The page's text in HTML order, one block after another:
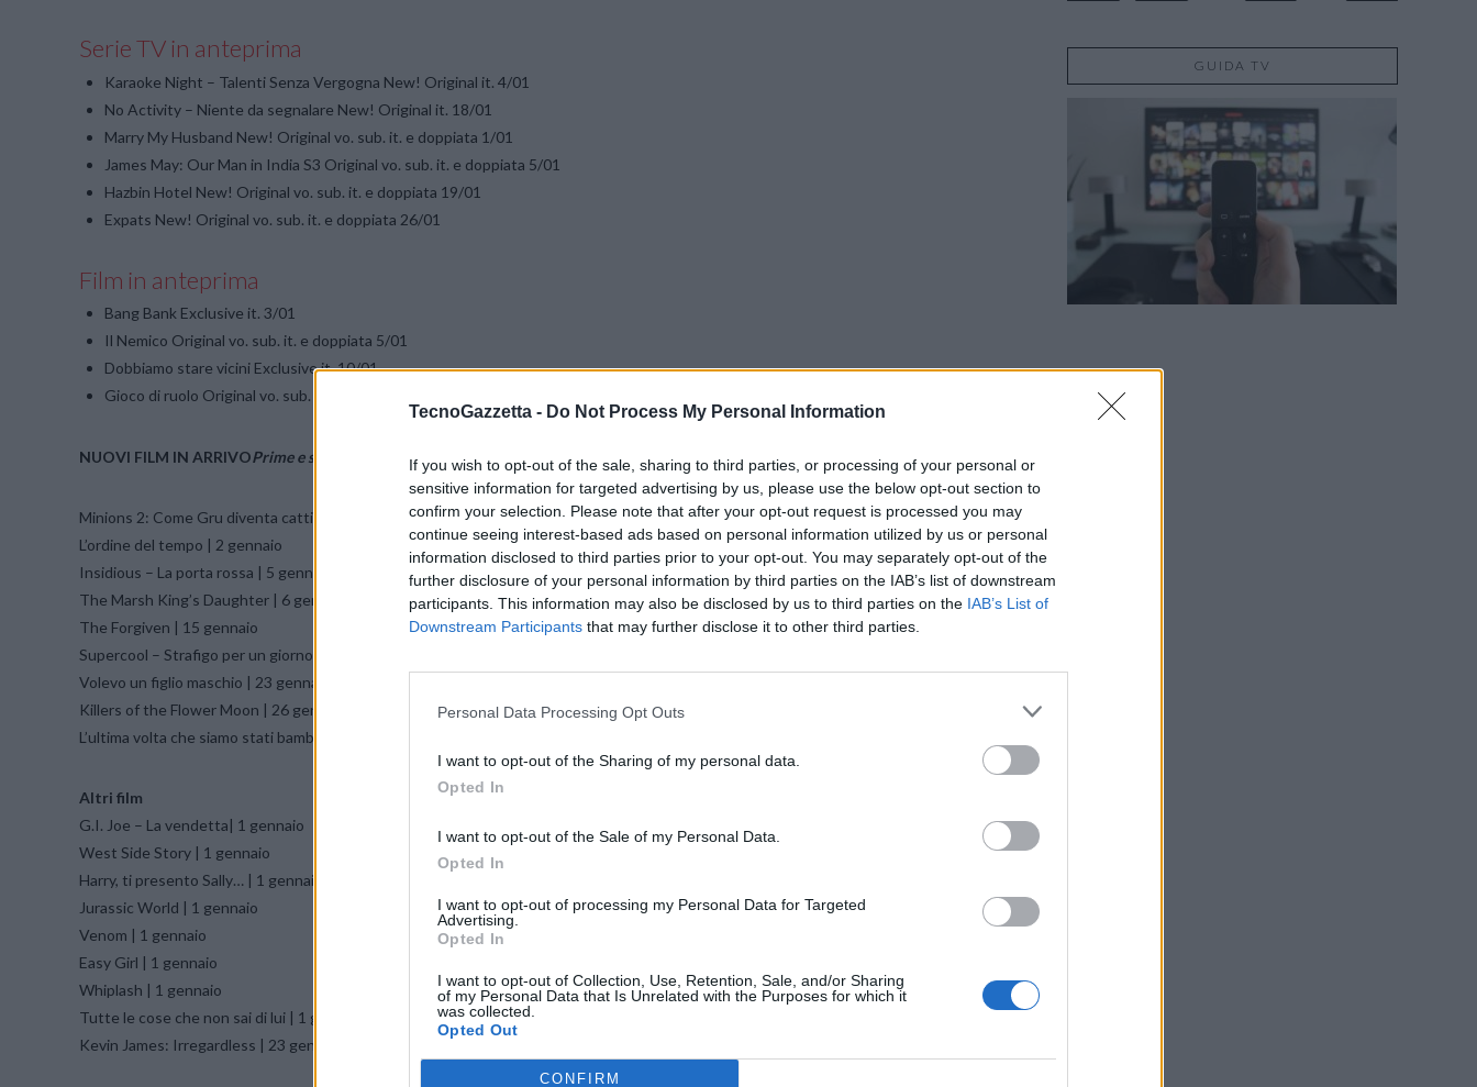
TecnoGazzetta - Do Not Process My Personal Information
If you wish to opt-out of the sale, sharing to third parties, or processing of your personal or
sensitive information for targeted advertising by us, please use the below opt-out section to
confirm your selection. Please note that after your opt-out request is processed you may
continue seeing interest-based ads based on personal information utilized by us or personal
information disclosed to third parties prior to your opt-out. You may separately opt-out of the
further disclosure of your personal information by third parties on the IAB’s list of downstream
participants. This information may also be disclosed by us to third parties on the IAB’s List of
Downstream Participants that may further disclose it to other third parties.
Personal Data Processing Opt Outs
I want to opt-out of the Sharing of my personal data.
Opted In
I want to opt-out of the Sale of my Personal Data.
Opted In
I want to opt-out of processing my Personal Data for Targeted
Advertising.
Opted In
I want to opt-out of Collection, Use, Retention, Sale, and/or Sharing
of my Personal Data that Is Unrelated with the Purposes for which it
was collected.
Opted Out
CONFIRM
Serie TV in anteprima
Karaoke Night – Talenti Senza Vergogna New! Original it. 4/01
No Activity – Niente da segnalare New! Original it. 18/01
Marry My Husband New! Original vo. sub. it. e doppiata 1/01
James May: Our Man in India S3 Original vo. sub. it. e doppiata 5/01
Hazbin Hotel New! Original vo. sub. it. e doppiata 19/01
Expats New! Original vo. sub. it. e doppiata 26/01
Film in anteprima
Bang Bank Exclusive it. 3/01
Il Nemico Original vo. sub. it. e doppiata 5/01
Dobbiamo stare vicini Exclusive it. 10/01
Gioco di ruolo Original vo. sub. it. e doppiata 12/01
NUOVI FILM IN ARRIVOPrime e seconde visioni
Minions 2: Come Gru diventa cattivissimo | 1 gennaio
L’ordine del tempo | 2 gennaio
Insidious – La porta rossa | 5 gennaio
The Marsh King’s Daughter | 6 gennaio
The Forgiven | 15 gennaio
Supercool – Strafigo per un giorno | 19 gennaio
Volevo un figlio maschio | 23 gennaio
Killers of the Flower Moon | 26 gennaio
L’ultima volta che siamo stati bambini | 30 gennaio
Altri film
G.I. Joe – La vendetta| 1 gennaio
West Side Story | 1 gennaio
Harry, ti presento Sally… | 1 gennaio
Jurassic World | 1 gennaio
Venom | 1 gennaio
Easy Girl | 1 gennaio
Whiplash | 1 gennaio
Tutte le cose che non sai di lui | 1 gennaio
Kevin James: Irregardless | 23 gennaio
GUIDA TV